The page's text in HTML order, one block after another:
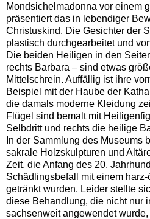
Mondsichelmadonna vor einem
präsentiert das in lebendiger
Christuskind. Die Gesichter der
plastisch durchgearbeitet und
Die beiden Heiligen in den
rechts Barbara – sind etwas
Mittelschrein. Auffällig ist ihre
Beispiel mit der Haube der
die damals moderne Kleidung
Flügel sind bemalt mit
Selbdritt und rechts die heilige
In der Sammlung des Museums
sakrale Holzskulpturen und
Zeit, die Anfang des 20.
Schädlingsbefall mit einem
getränkt wurden. Leider stellte
diese Behandlung, die nicht nur
sachsenweit angewendet